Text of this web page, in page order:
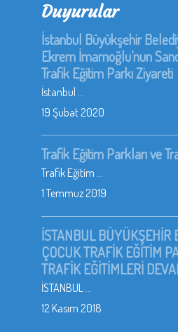
Duyurular
İstanbul Büyükşehir
Ekrem İmamoğlu’nun
Trafik Eğitim Parkı Ziyareti
İstanbul ...
19 Şubat 2020
Trafik Eğitim Parkları ve
Trafik Eğitim ...
1 Temmuz 2019
İSTANBUL BÜYÜKŞEHİR
ÇOCUK TRAFİK EĞİTİM
TRAFİK EĞİTİMLERİ
İSTANBUL ...
12 Kasım 2018